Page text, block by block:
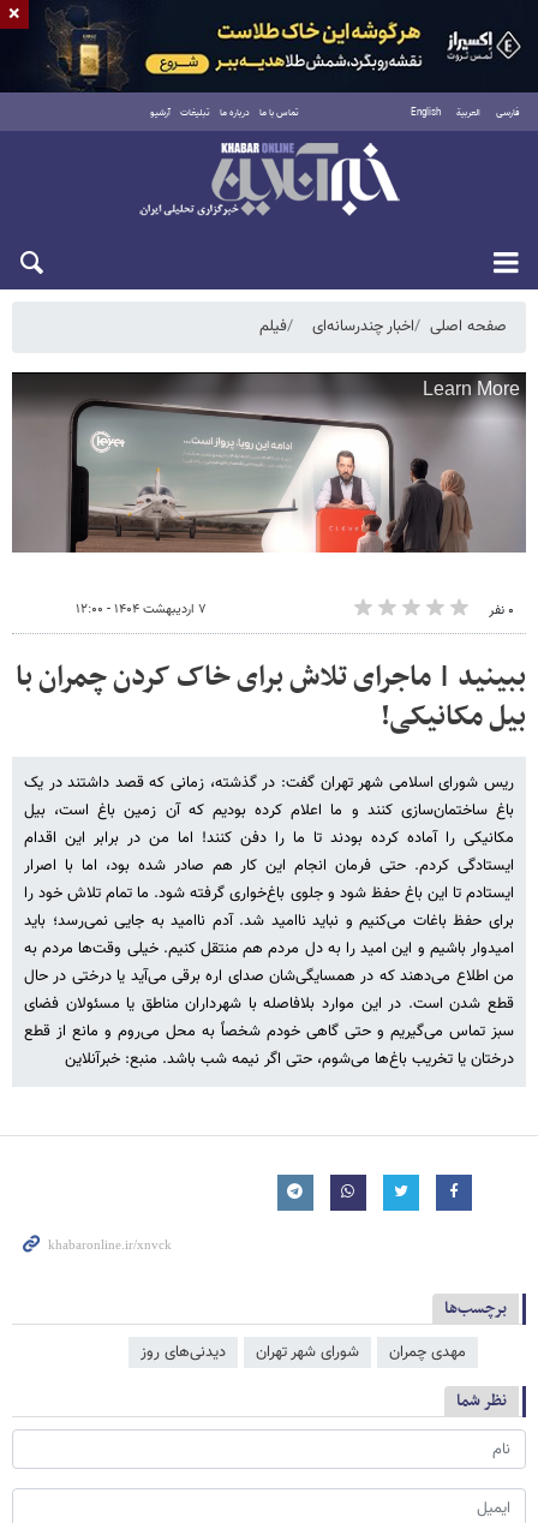
فارسی العربية English تماس با ما درباره ما تبلیغات آرشیو
جمعه ۱۶ مرداد ۱۴۰۵
صفحه اصلی اخبار چندرسانه‌ای فیلم
۰ نفر ۷ اردیبهشت ۱۴۰۴ - ۱۲:۰۰
ببینید | ماجرای تلاش برای خاک کردن چمران با
بیل مکانیکی!
ریس شورای اسلامی شهر تهران گفت: در گذشته، زمانی که قصد داشتند در یک
باغ ساختمان‌سازی کنند و ما اعلام کرده بودیم که آن زمین باغ است، بیل
مکانیکی را آماده کرده بودند تا ما را دفن کنند! اما من در برابر این اقدام
ایستادگی کردم. حتی فرمان انجام این کار هم صادر شده بود، اما با اصرار
ایستادم تا این باغ حفظ شود و جلوی باغ‌خواری گرفته شود. ما تمام تلاش خود را
برای حفظ باغات می‌کنیم و نباید ناامید شد. آدم ناامید به جایی نمی‌رسد؛ باید
امیدوار باشیم و این امید را به دل مردم هم منتقل کنیم. خیلی وقت‌ها مردم به
من اطلاع می‌دهند که در همسایگی‌شان صدای اره برقی می‌آید یا درختی در حال
قطع شدن است. در این موارد بلافاصله با شهرداران مناطق یا مسئولان فضای
سبز تماس می‌گیریم و حتی گاهی خودم شخصاً به محل می‌روم و مانع از قطع
درختان یا تخریب باغ‌ها می‌شوم، حتی اگر نیمه شب باشد. منبع: خبرآنلاین
برچسب‌ها
مهدی چمران شورای شهر تهران دیدنی‌های روز
نظر شما
×